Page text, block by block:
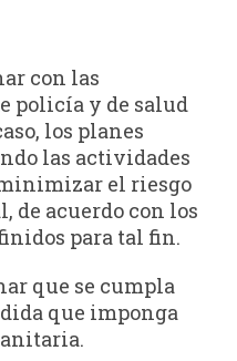
con las
policía y de salud
los planes
las actividades
el riesgo
de acuerdo con los
para tal fin.
que se cumpla
que imponga